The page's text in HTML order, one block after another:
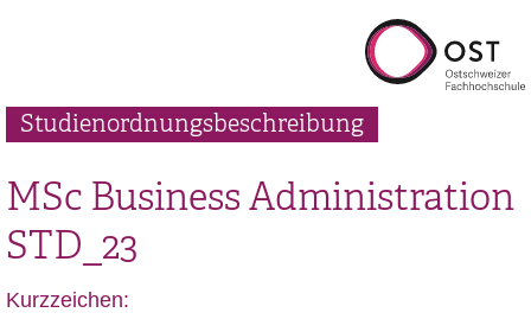
Studienordnungsbeschreibung
MSc Business Administration
STD_23
Kurzzeichen: